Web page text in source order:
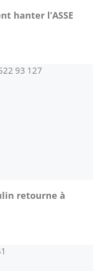
hanter l’ASSE
retourne à